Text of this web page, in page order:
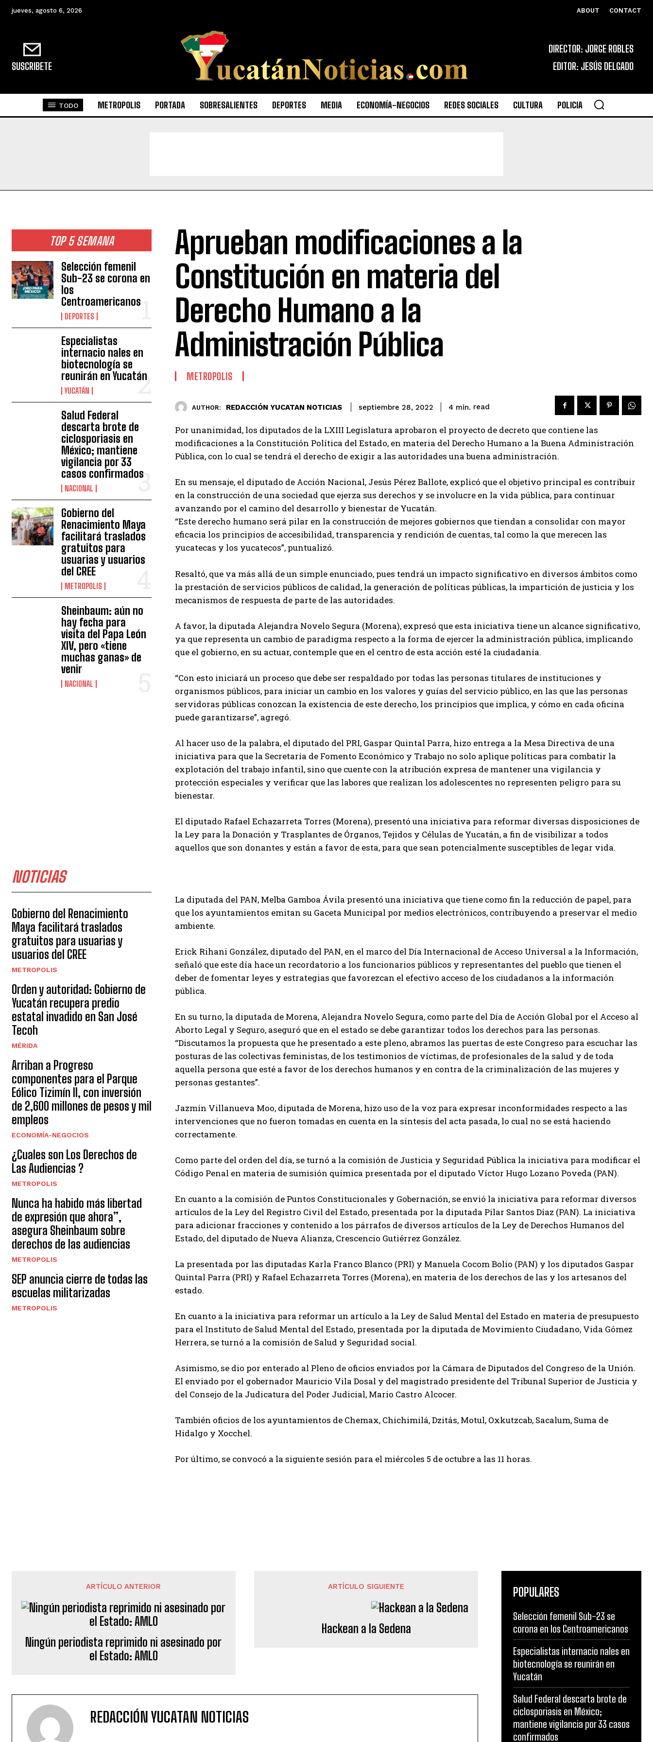
jueves, agosto 6, 2026 ABOUT CONTACT
SUSCRIBETE
DIRECTOR: JORGE ROBLES
EDITOR: JESÚS DELGADO
TODO METROPOLIS PORTADA SOBRESALIENTES DEPORTES MEDIA ECONOMÍA-NEGOCIOS REDES SOCIALES CULTURA POLICIA
TOP 5 SEMANA
Selección femenil
Sub-23 se corona en
los
Centroamericanos
DEPORTES
Especialistas
internacio nales en
biotecnología se
reunirán en Yucatán
YUCATÁN
Salud Federal
descarta brote de
ciclosporiasis en
México; mantiene
vigilancia por 33
casos confirmados
NACIONAL
Gobierno del
Renacimiento Maya
facilitará traslados
gratuitos para
usuarias y usuarios
del CREE
METROPOLIS
Sheinbaum: aún no
hay fecha para
visita del Papa León
XIV, pero «tiene
muchas ganas» de
venir
NACIONAL
NOTICIAS
Gobierno del Renacimiento
Maya facilitará traslados
gratuitos para usuarias y
usuarios del CREE
METROPOLIS
Orden y autoridad: Gobierno de
Yucatán recupera predio
estatal invadido en San José
Tecoh
MÉRIDA
Arriban a Progreso
componentes para el Parque
Eólico Tizimín II, con inversión
de 2,600 millones de pesos y mil
empleos
ECONOMÍA-NEGOCIOS
¿Cuales son Los Derechos de
Las Audiencias ?
METROPOLIS
Nunca ha habido más libertad
de expresión que ahora”,
asegura Sheinbaum sobre
derechos de las audiencias
METROPOLIS
SEP anuncia cierre de todas las
escuelas militarizadas
METROPOLIS
Aprueban modificaciones a la
Constitución en materia del
Derecho Humano a la
Administración Pública
METROPOLIS
AUTHOR: REDACCIÓN YUCATAN NOTICIAS septiembre 28, 2022 4 min. read
Por unanimidad, los diputados de la LXIII Legislatura aprobaron el proyecto de decreto que contiene las
modificaciones a la Constitución Política del Estado, en materia del Derecho Humano a la Buena Administración
Pública, con lo cual se tendrá el derecho de exigir a las autoridades una buena administración.
En su mensaje, el diputado de Acción Nacional, Jesús Pérez Ballote, explicó que el objetivo principal es contribuir
en la construcción de una sociedad que ejerza sus derechos y se involucre en la vida pública, para continuar
avanzando por el camino del desarrollo y bienestar de Yucatán.
“Este derecho humano será pilar en la construcción de mejores gobiernos que tiendan a consolidar con mayor
eficacia los principios de accesibilidad, transparencia y rendición de cuentas, tal como la que merecen las
yucatecas y los yucatecos”, puntualizó.
Resaltó, que va más allá de un simple enunciado, pues tendrá un impacto significativo en diversos ámbitos como
la prestación de servicios públicos de calidad, la generación de políticas públicas, la impartición de justicia y los
mecanismos de respuesta de parte de las autoridades.
A favor, la diputada Alejandra Novelo Segura (Morena), expresó que esta iniciativa tiene un alcance significativo,
ya que representa un cambio de paradigma respecto a la forma de ejercer la administración pública, implicando
que el gobierno, en su actuar, contemple que en el centro de esta acción esté la ciudadanía.
“Con esto iniciará un proceso que debe ser respaldado por todas las personas titulares de instituciones y
organismos públicos, para iniciar un cambio en los valores y guías del servicio público, en las que las personas
servidoras públicas conozcan la existencia de este derecho, los principios que implica, y cómo en cada oficina
puede garantizarse”, agregó.
Al hacer uso de la palabra, el diputado del PRI, Gaspar Quintal Parra, hizo entrega a la Mesa Directiva de una
iniciativa para que la Secretaría de Fomento Económico y Trabajo no solo aplique políticas para combatir la
explotación del trabajo infantil, sino que cuente con la atribución expresa de mantener una vigilancia y
protección especiales y verificar que las labores que realizan los adolescentes no representen peligro para su
bienestar.
El diputado Rafael Echazarreta Torres (Morena), presentó una iniciativa para reformar diversas disposiciones de
la Ley para la Donación y Trasplantes de Órganos, Tejidos y Células de Yucatán, a fin de visibilizar a todos
aquellos que son donantes y están a favor de esta, para que sean potencialmente susceptibles de legar vida.
La diputada del PAN, Melba Gamboa Ávila presentó una iniciativa que tiene como fin la reducción de papel, para
que los ayuntamientos emitan su Gaceta Municipal por medios electrónicos, contribuyendo a preservar el medio
ambiente.
Erick Rihani González, diputado del PAN, en el marco del Día Internacional de Acceso Universal a la Información,
señaló que este día hace un recordatorio a los funcionarios públicos y representantes del pueblo que tienen el
deber de fomentar leyes y estrategias que favorezcan el efectivo acceso de los ciudadanos a la información
pública.
En su turno, la diputada de Morena, Alejandra Novelo Segura, como parte del Día de Acción Global por el Acceso al
Aborto Legal y Seguro, aseguró que en el estado se debe garantizar todos los derechos para las personas.
“Discutamos la propuesta que he presentado a este pleno, abramos las puertas de este Congreso para escuchar las
posturas de las colectivas feministas, de los testimonios de víctimas, de profesionales de la salud y de toda
aquella persona que esté a favor de los derechos humanos y en contra de la criminalización de las mujeres y
personas gestantes”.
Jazmín Villanueva Moo, diputada de Morena, hizo uso de la voz para expresar inconformidades respecto a las
intervenciones que no fueron tomadas en cuenta en la síntesis del acta pasada, lo cual no se está haciendo
correctamente.
Como parte del orden del día, se turnó a la comisión de Justicia y Seguridad Pública la iniciativa para modificar el
Código Penal en materia de sumisión química presentada por el diputado Víctor Hugo Lozano Poveda (PAN).
En cuanto a la comisión de Puntos Constitucionales y Gobernación, se envió la iniciativa para reformar diversos
artículos de la Ley del Registro Civil del Estado, presentada por la diputada Pilar Santos Díaz (PAN). La iniciativa
para adicionar fracciones y contenido a los párrafos de diversos artículos de la Ley de Derechos Humanos del
Estado, del diputado de Nueva Alianza, Crescencio Gutiérrez González.
La presentada por las diputadas Karla Franco Blanco (PRI) y Manuela Cocom Bolio (PAN) y los diputados Gaspar
Quintal Parra (PRI) y Rafael Echazarreta Torres (Morena), en materia de los derechos de las y los artesanos del
estado.
En cuanto a la iniciativa para reformar un artículo a la Ley de Salud Mental del Estado en materia de presupuesto
para el Instituto de Salud Mental del Estado, presentada por la diputada de Movimiento Ciudadano, Vida Gómez
Herrera, se turnó a la comisión de Salud y Seguridad social.
Asimismo, se dio por enterado al Pleno de oficios enviados por la Cámara de Diputados del Congreso de la Unión.
El enviado por el gobernador Mauricio Vila Dosal y del magistrado presidente del Tribunal Superior de Justicia y
del Consejo de la Judicatura del Poder Judicial, Mario Castro Alcocer.
También oficios de los ayuntamientos de Chemax, Chichimilá, Dzitás, Motul, Oxkutzcab, Sacalum, Suma de
Hidalgo y Xocchel.
Por último, se convocó a la siguiente sesión para el miércoles 5 de octubre a las 11 horas.
ARTÍCULO ANTERIOR
Ningún periodista reprimido ni asesinado por
el Estado: AMLO
ARTÍCULO SIGUIENTE
Hackean a la Sedena
REDACCIÓN YUCATAN NOTICIAS
POPULARES
Selección femenil Sub-23 se
corona en los Centroamericanos
Especialistas internacio nales en
biotecnología se reunirán en
Yucatán
Salud Federal descarta brote de
ciclosporiasis en México;
mantiene vigilancia por 33 casos
confirmados